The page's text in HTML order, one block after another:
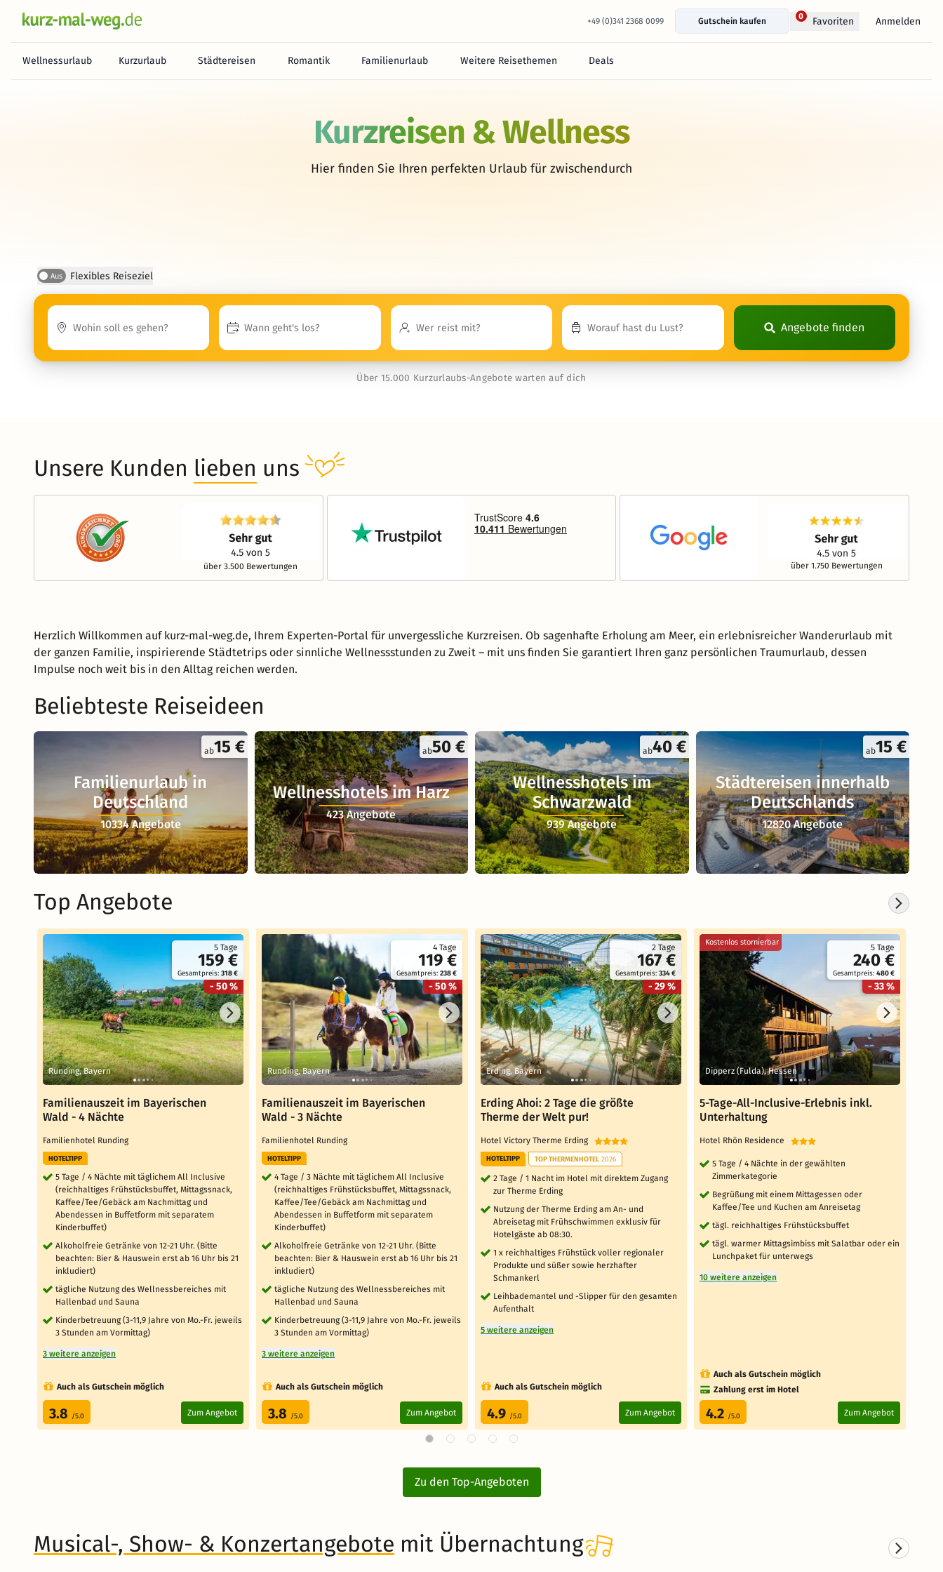
+49 (0)341 2368 0099 Gutschein kaufen
0 Favoriten Anmelden
Wellnessurlaub Kurzurlaub Städtereisen Romantik Familienurlaub Weitere Reisethemen Deals
Kurzreisen & Wellness
Hier finden Sie Ihren perfekten Urlaub für zwischendurch
Aus Flexibles Reiseziel
Angebote finden
Über 15.000 Kurzurlaubs-Angebote warten auf dich
Unsere Kunden lieben uns
über 3.500 Bewertungen über 1.750 Bewertungen
Herzlich Willkommen auf kurz-mal-weg.de, Ihrem Experten-Portal für unvergessliche Kurzreisen. Ob sagenhafte Erholung am Meer, ein erlebnisreicher Wanderurlaub mit
der ganzen Familie, inspirierende Städtetrips oder sinnliche Wellnessstunden zu Zweit – mit uns finden Sie garantiert Ihren ganz persönlichen Traumurlaub, dessen
Impulse noch weit bis in den Alltag reichen werden.
Beliebteste Reiseideen
ab15 €
Familienurlaub in
Deutschland
10334 Angebote
ab50 €
Wellnesshotels im Harz
423 Angebote
ab40 €
Wellnesshotels im
Schwarzwald
939 Angebote
ab15 €
Städtereisen innerhalb
Deutschlands
12820 Angebote
Top Angebote
5 Tage
159 €
Gesamtpreis: 318 €
- 50 %
Runding, Bayern
Familienauszeit im Bayerischen
Wald - 4 Nächte
Familienhotel Runding
HOTELTIPP
5 Tage / 4 Nächte mit täglichem All Inclusive
(reichhaltiges Frühstücksbuffet, Mittagssnack,
Kaffee/Tee/Gebäck am Nachmittag und
Abendessen in Buffetform mit separatem
Kinderbuffet)
Alkoholfreie Getränke von 12-21 Uhr. (Bitte
beachten: Bier & Hauswein erst ab 16 Uhr bis 21
inkludiert)
tägliche Nutzung des Wellnessbereiches mit
Hallenbad und Sauna
Kinderbetreuung (3-11,9 Jahre von Mo.-Fr. jeweils
3 Stunden am Vormittag)
3 weitere anzeigen
Auch als Gutschein möglich
3.8 /5.0 Zum Angebot
4 Tage
119 €
Gesamtpreis: 238 €
- 50 %
Runding, Bayern
Familienauszeit im Bayerischen
Wald - 3 Nächte
Familienhotel Runding
HOTELTIPP
4 Tage / 3 Nächte mit täglichem All Inclusive
(reichhaltiges Frühstücksbuffet, Mittagssnack,
Kaffee/Tee/Gebäck am Nachmittag und
Abendessen in Buffetform mit separatem
Kinderbuffet)
Alkoholfreie Getränke von 12-21 Uhr. (Bitte
beachten: Bier & Hauswein erst ab 16 Uhr bis 21
inkludiert)
tägliche Nutzung des Wellnessbereiches mit
Hallenbad und Sauna
Kinderbetreuung (3-11,9 Jahre von Mo.-Fr. jeweils
3 Stunden am Vormittag)
3 weitere anzeigen
Auch als Gutschein möglich
3.8 /5.0 Zum Angebot
2 Tage
167 €
Gesamtpreis: 334 €
- 29 %
Erding, Bayern
Erding Ahoi: 2 Tage die größte
Therme der Welt pur!
Hotel Victory Therme Erding
HOTELTIPP TOP THERMENHOTEL 2026
2 Tage / 1 Nacht im Hotel mit direktem Zugang
zur Therme Erding
Nutzung der Therme Erding am An- und
Abreisetag mit Frühschwimmen exklusiv für
Hotelgäste ab 08:30.
1 x reichhaltiges Frühstück voller regionaler
Produkte und süßer sowie herzhafter
Schmankerl
Leihbademantel und -Slipper für den gesamten
Aufenthalt
5 weitere anzeigen
Auch als Gutschein möglich
4.9 /5.0 Zum Angebot
5 Tage
240 €
Gesamtpreis: 480 €
- 33 %
Kostenlos stornierbar
Dipperz (Fulda), Hessen
5-Tage-All-Inclusive-Erlebnis inkl.
Unterhaltung
Hotel Rhön Residence
5 Tage / 4 Nächte in der gewählten
Zimmerkategorie
Begrüßung mit einem Mittagessen oder
Kaffee/Tee und Kuchen am Anreisetag
tägl. reichhaltiges Frühstücksbuffet
tägl. warmer Mittagsimbiss mit Salatbar oder ein
Lunchpaket für unterwegs
10 weitere anzeigen
Auch als Gutschein möglich
Zahlung erst im Hotel
4.2 /5.0 Zum Angebot
Zu den Top-Angeboten
Musical-, Show- & Konzertangebote mit Übernachtung